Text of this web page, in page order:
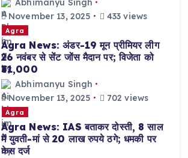
Abhimanyu Singh
November 13, 2025
433 views
Agra
Agra News: अंडर-19 मून प्रीमियर लीग
26 नवंबर से सेंट जोंस मैदान पर; विजेता को
₹31,000
Abhimanyu Singh
November 13, 2025
702 views
Agra
Agra News: IAS बताकर दोस्ती, 8 साल
में युवती-मां से 20 लाख रुपये ठगे; धमकी पर
केस दर्ज